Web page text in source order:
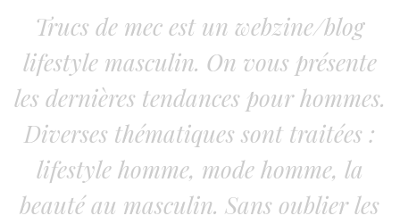
Trucs de mec est un webzine/blog
lifestyle masculin. On vous présente
les dernières tendances pour hommes.
Diverses thématiques sont traitées :
lifestyle homme, mode homme, la
beauté au masculin. Sans oublier les